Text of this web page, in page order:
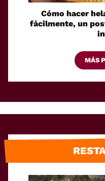
Cómo hacer
fácilmente, un
MÁS